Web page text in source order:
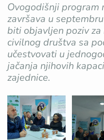
Ovogodišnji program
završava u
biti objavljen poziv za
civilnog društva sa
učestvovati u
jačanja njihovih
zajednice.